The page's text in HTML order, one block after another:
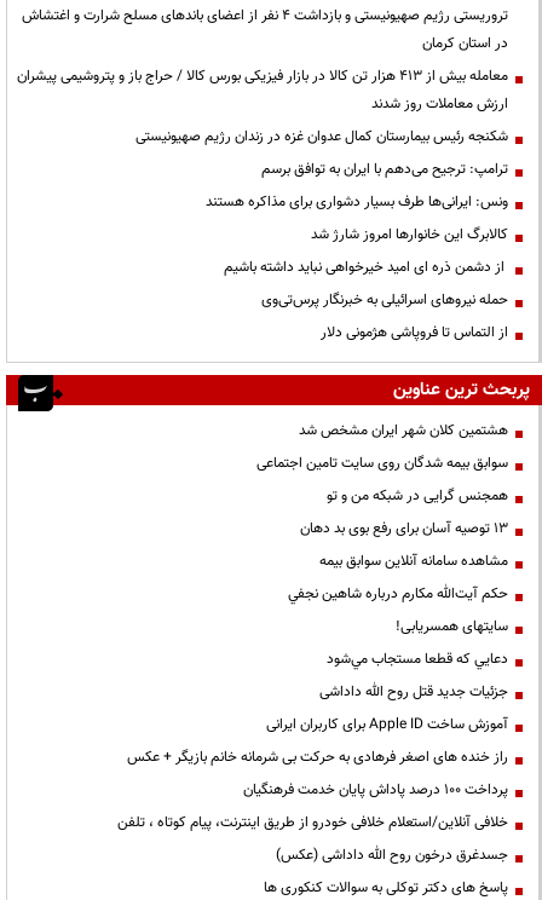
تروریستی رژیم صهیونیستی و بازداشت ۴ نفر از اعضای باندهای مسلح شرارت و اغتشاش
در استان کرمان
معامله بیش از ۴۱۳ هزار تن کالا در بازار فیزیکی بورس کالا / حراج باز و پتروشیمی پیشران
ارزش معاملات روز شدند
شکنجه رئیس بیمارستان کمال عدوان غزه در زندان رژیم صهیونیستی
ترامپ: ترجیح می‌دهم با ایران به توافق برسم
ونس: ایرانی‌ها طرف بسیار دشواری برای مذاکره هستند
کالابرگ این خانوارها امروز شارژ شد
از دشمن ذره ای امید خیرخواهی نباید داشته باشیم
حمله نیروهای اسرائیلی به خبرنگار پرس‌تی‌وی
از التماس تا فروپاشی هژمونی دلار
پربحث ترین عناوین
هشتمین کلان شهر ایران مشخص شد
سوابق بیمه شدگان روی سایت تامین اجتماعی
همجنس گرایی در شبکه من و تو
13 توصیه آسان برای رفع بوی بد دهان
مشاهده سامانه آنلاين سوابق بیمه
حكم آيت‌الله مكارم درباره شاهين نجفي
سایتهای همسریابی!
دعايي كه قطعا مستجاب مي‌شود
جزئیات جدید قتل روح الله داداشی
آموزش ساخت Apple ID برای کاربران ایرانی
راز خنده های اصغر فرهادی به حرکت بی شرمانه خانم بازیگر + عکس
پرداخت ۱۰۰ درصد پاداش پایان خدمت فرهنگیان
خلافی آنلاین/استعلام خلافی خودرو از طریق اینترنت، پیام کوتاه ، تلفن
جسدغرق درخون روح الله داداشی (عکس)
پاسخ های دکتر توکلی به سوالات کنکوری ها